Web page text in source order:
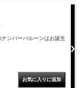
ンバーバルーンはお誕生